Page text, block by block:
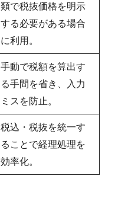
類で税抜価格を明示
する必要がある場合
に利用。
手動で税額を算出す
る手間を省き、入力
ミスを防止。
税込・税抜を統一す
ることで経理処理を
効率化。